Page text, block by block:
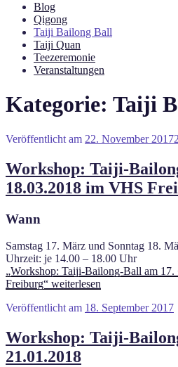
Blog
Qigong
Taiji Bailong Ball
Taiji Quan
Teezeremonie
Veranstaltungen
Kategorie: Taiji
Veröffentlicht am 22. November 2017
Workshop: Taiji-
18.03.2018 im VHS
Wann
Samstag 17. März und Sonntag 18.
Uhrzeit: je 14.00 – 18.00 Uhr
„Workshop: Taiji-Bailong-Ball am
Freiburg“ weiterlesen
Veröffentlicht am 18. September 2017
Workshop: Taiji-
21.01.2018